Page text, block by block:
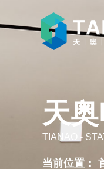
天
TIANAO -
当前位置：